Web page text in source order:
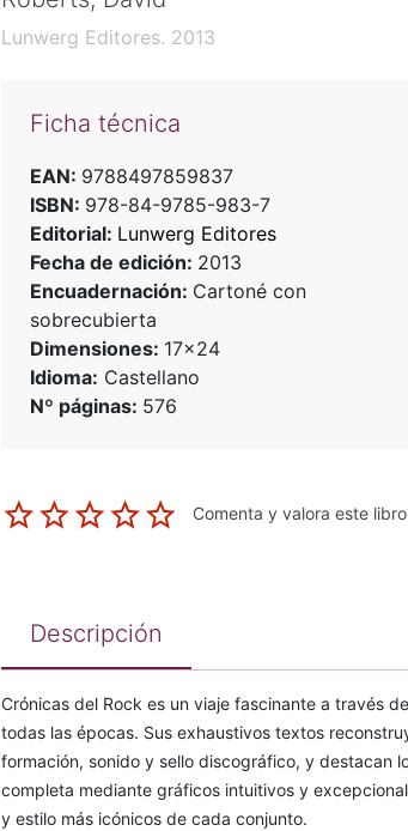
Lunwerg Editores. 2013
Ficha técnica
EAN: 9788497859837
ISBN: 978-84-9785-983-7
Editorial: Lunwerg Editores
Fecha de edición: 2013
Encuadernación: Cartoné con
sobrecubierta
Dimensiones: 17x24
Idioma: Castellano
Nº páginas: 576
Comenta y valora este libro
Descripción
Crónicas del Rock es un viaje fascinante a través
todas las épocas. Sus exhaustivos textos
formación, sonido y sello discográfico, y destacan
completa mediante gráficos intuitivos y
y estilo más icónicos de cada conjunto.